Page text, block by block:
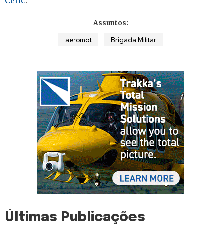
Assuntos:
aeromot Brigada Militar
Últimas Publicações